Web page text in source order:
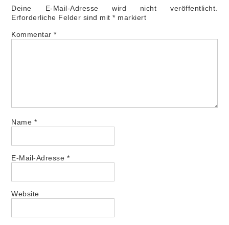
Deine E-Mail-Adresse wird nicht veröffentlicht.
Erforderliche Felder sind mit* markiert
Kommentar*
Name *
E-Mail-Adresse *
Website